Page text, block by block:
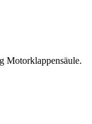
Motorklappensäule.